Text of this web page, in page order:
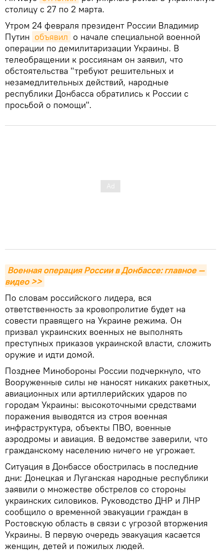
столицу с 27 по 2 марта.
Утром 24 февраля президент России Владимир
Путин объявил о начале специальной военной
операции по демилитаризации Украины. В
телеобращении к россиянам он заявил, что
обстоятельства "требуют решительных и
незамедлительных действий, народные
республики Донбасса обратились к России с
просьбой о помощи".
Военная операция России в Донбассе: главное —
видео >>
По словам российского лидера, вся
ответственность за кровопролитие будет на
совести правящего на Украине режима. Он
призвал украинских военных не выполнять
преступных приказов украинской власти, сложить
оружие и идти домой.
Позднее Минобороны России подчеркнуло, что
Вооруженные силы не наносят никаких ракетных,
авиационных или артиллерийских ударов по
городам Украины: высокоточными средствами
поражения выводятся из строя военная
инфраструктура, объекты ПВО, военные
аэродромы и авиация. В ведомстве заверили, что
гражданскому населению ничего не угрожает.
Ситуация в Донбассе обострилась в последние
дни: Донецкая и Луганская народные республики
заявили о множестве обстрелов со стороны
украинских силовиков. Руководство ДНР и ЛНР
сообщило о временной эвакуации граждан в
Ростовскую область в связи с угрозой вторжения
Украины. В первую очередь эвакуация касается
женщин, детей и пожилых людей.